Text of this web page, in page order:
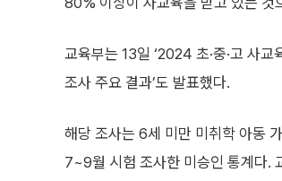
교육부는 13일 ‘2024 초·중·고 사
조사 주요 결과’도 발표했다.
해당 조사는 6세 미만 미취학 아동
7~9월 시험 조사한 미승인 통계다.